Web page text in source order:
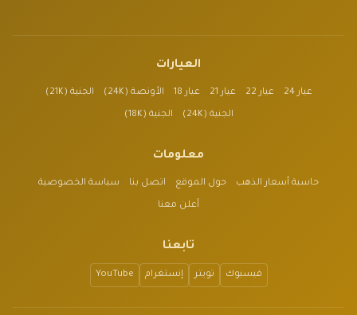
العيارات
عيار 24 عيار 22 عيار 21 عيار 18 الأونصة (24K) الجنية (21K)
الجنية (24K) الجنية (18K)
معلومات
حاسبة أسعار الذهب حول الموقع اتصل بنا سياسة الخصوصية
أعلن معنا
تابعنا
فيسبوك تويتر إنستغرام YouTube